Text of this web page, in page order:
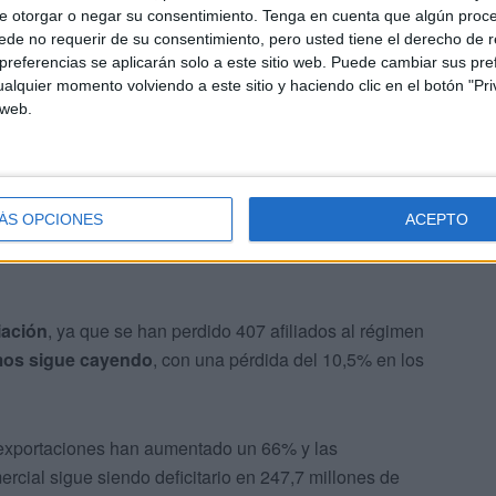
otorgar o negar su consentimiento. Tenga en cuenta que algún
no requerir de su consentimiento, pero usted tiene el derecho de
se aplicarán solo a este sitio web. Puede cambiar sus
momento volviendo a este sitio y haciendo clic en el botón
OPCIONES ACEPTO
lo que lleva a que Ceuta esté duplicando la media
de 30 años en el sector servicios”, apunta la
, ya que se han perdido 407 afiliados al régimen
sigue cayendo, con una pérdida del 10,5% en los
han aumentado un 66% y las
sigue siendo deficitario en 247,7 millones de